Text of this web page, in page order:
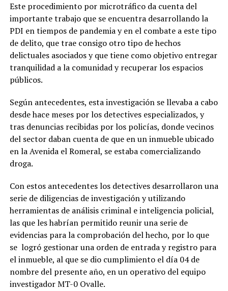
Este procedimiento por microtráfico da cuenta del
importante trabajo que se encuentra desarrollando la
PDI en tiempos de pandemia y en el combate a este tipo
de delito, que trae consigo otro tipo de hechos
delictuales asociados y que tiene como objetivo entregar
tranquilidad a la comunidad y recuperar los espacios
públicos.
Según antecedentes, esta investigación se llevaba a cabo
desde hace meses por los detectives especializados, y
tras denuncias recibidas por los policías, donde vecinos
del sector daban cuenta de que en un inmueble ubicado
en la Avenida el Romeral, se estaba comercializando
droga.
Con estos antecedentes los detectives desarrollaron una
serie de diligencias de investigación y utilizando
herramientas de análisis criminal e inteligencia policial,
las que les habrían permitido reunir una serie de
evidencias para la comprobación del hecho, por lo que
se logró gestionar una orden de entrada y registro para
el inmueble, al que se dio cumplimiento el día 04 de
nombre del presente año, en un operativo del equipo
investigador MT-0 Ovalle.